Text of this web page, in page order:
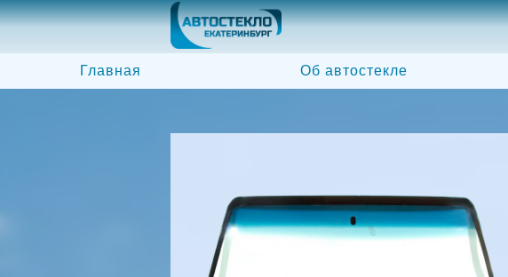
Главная Об автостекле